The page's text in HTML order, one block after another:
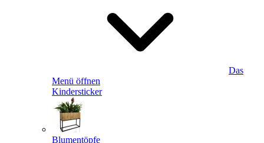
Das
Menü öffnen
Kindersticker
Blumentöpfe